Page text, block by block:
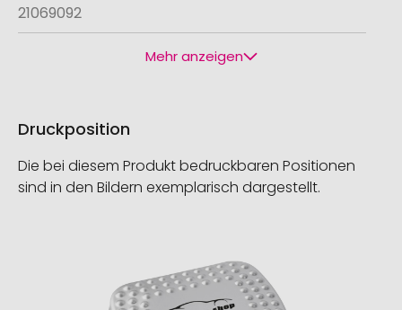
21069092
Mehr anzeigen
Druckposition
Die bei diesem Produkt bedruckbaren Positionen
sind in den Bildern exemplarisch dargestellt.